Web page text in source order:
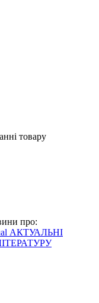
товару
про:
АКТУАЛЬНІ